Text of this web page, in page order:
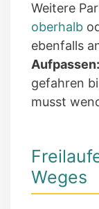
Weitere
oberhalb
ebenfalls
Aufpassen:
gefahren
musst
Weges